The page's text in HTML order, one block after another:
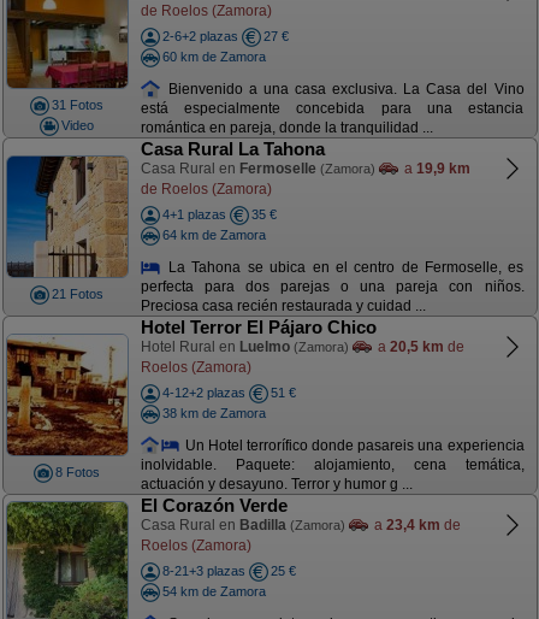
31 Fotos
Video
de Roelos (Zamora)
2-6+2 plazas
27 €
60 km de Zamora
Bienvenido a una casa exclusiva. La Casa del Vino
está especialmente concebida para una estancia
romántica en pareja, donde la tranquilidad ...
21 Fotos
Casa Rural La Tahona
Casa Rural en Fermoselle (Zamora) a 19,9 km
de Roelos (Zamora)
4+1 plazas
35 €
64 km de Zamora
La Tahona se ubica en el centro de Fermoselle, es
perfecta para dos parejas o una pareja con niños.
Preciosa casa recién restaurada y cuidad ...
8 Fotos
Hotel Terror El Pájaro Chico
Hotel Rural en Luelmo (Zamora) a 20,5 km de
Roelos (Zamora)
4-12+2 plazas
51 €
38 km de Zamora
Un Hotel terrorífico donde pasareis una experiencia
inolvidable. Paquete: alojamiento, cena temática,
actuación y desayuno. Terror y humor g ...
El Corazón Verde
Casa Rural en Badilla (Zamora) a 23,4 km de
Roelos (Zamora)
8-21+3 plazas
25 €
54 km de Zamora